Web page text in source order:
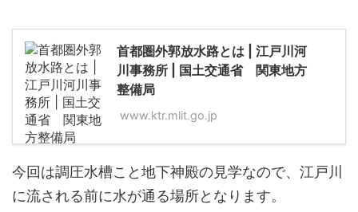
首都圏外郭放水路とは | 江戸川河
川事務所 | 国土交通省 関東地方
整備局
www.ktr.mlit.go.jp
今回は調圧水槽こと地下神殿の見学なので、江戸川
に流される前に水が通る場所となります。